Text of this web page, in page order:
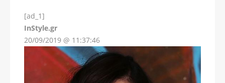
[ad_1]
InStyle.gr
20/09/2019 @ 11:37:46